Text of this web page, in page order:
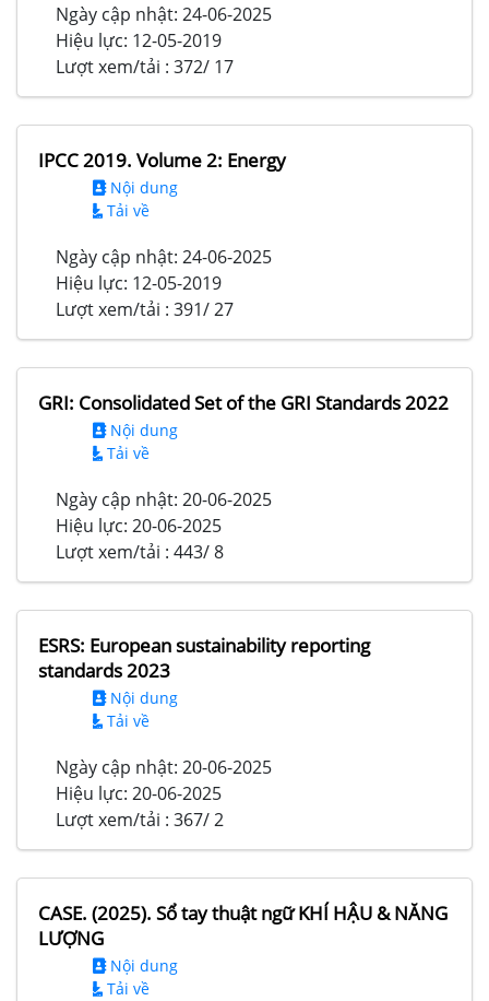
Ngày cập nhật: 24-06-2025
Hiệu lực: 12-05-2019
Lượt xem/tải : 372/ 17
IPCC 2019. Volume 2: Energy
Nội dung
Tải về
Ngày cập nhật: 24-06-2025
Hiệu lực: 12-05-2019
Lượt xem/tải : 391/ 27
GRI: Consolidated Set of the GRI Standards 2022
Nội dung
Tải về
Ngày cập nhật: 20-06-2025
Hiệu lực: 20-06-2025
Lượt xem/tải : 443/ 8
ESRS: European sustainability reporting
standards 2023
Nội dung
Tải về
Ngày cập nhật: 20-06-2025
Hiệu lực: 20-06-2025
Lượt xem/tải : 367/ 2
CASE. (2025). Sổ tay thuật ngữ KHÍ HẬU & NĂNG
LƯỢNG
Nội dung
Tải về